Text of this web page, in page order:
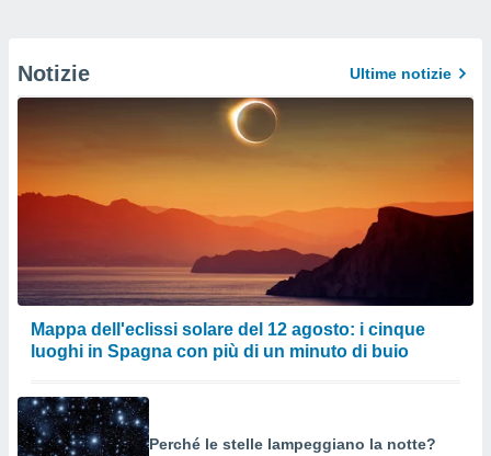
Notizie Ultime notizie
Mappa dell'eclissi solare del 12 agosto: i cinque
luoghi in Spagna con più di un minuto di buio
Perché le stelle lampeggiano la notte?